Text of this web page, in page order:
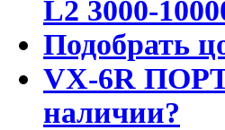
L2 3000-
Подобрать
VX-6R
наличии?